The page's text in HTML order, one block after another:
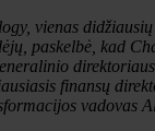
vienas
paskelbė, kad
finansų
vadovas